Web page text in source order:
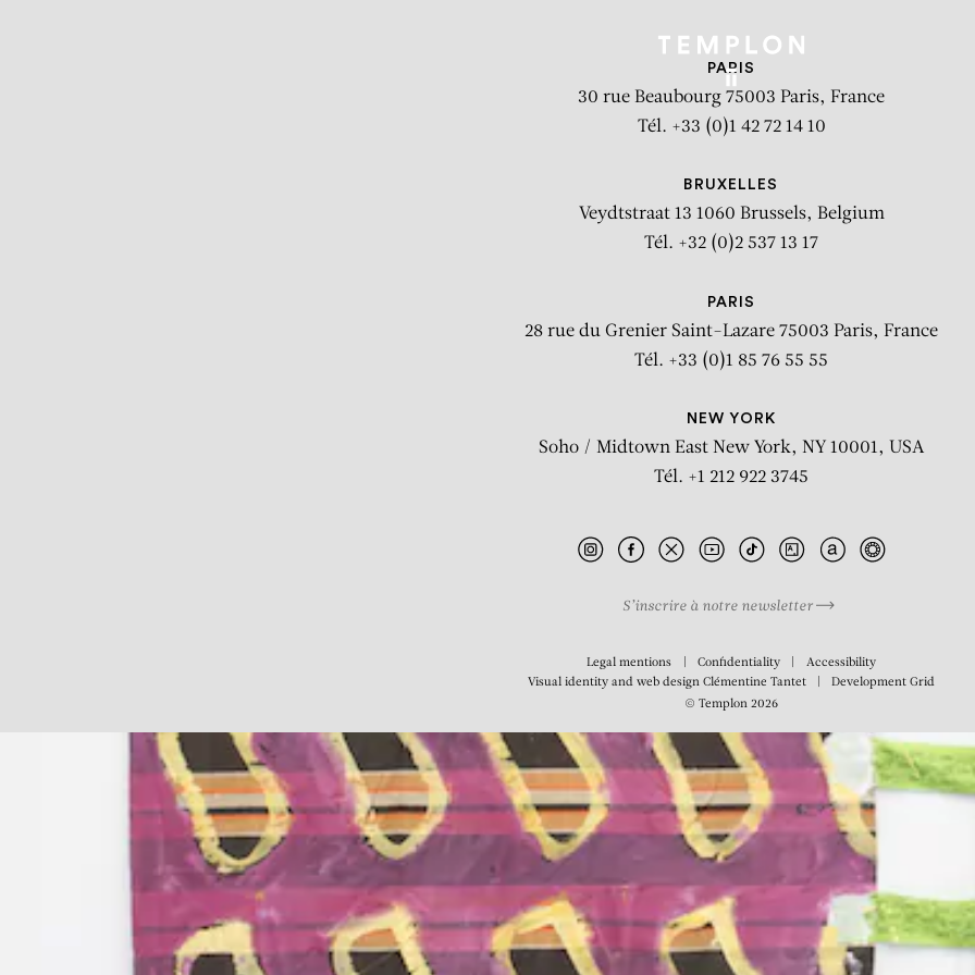
PARIS
30 rue Beaubourg 75003 Paris, France
Tél. +33 (0)1 42 72 14 10
BRUXELLES
Veydtstraat 13 1060 Brussels, Belgium
Tél. +32 (0)2 537 13 17
PARIS
28 rue du Grenier Saint-Lazare 75003 Paris, France
Tél. +33 (0)1 85 76 55 55
NEW YORK
Soho / Midtown East New York, NY 10001, USA
Tél. +1 212 922 3745
S’inscrire à notre newsletter
Legal mentions Confidentiality
Accessibility
Visual identity and web design Clémentine Tantet DevelopmentGrid
© Templon 2026